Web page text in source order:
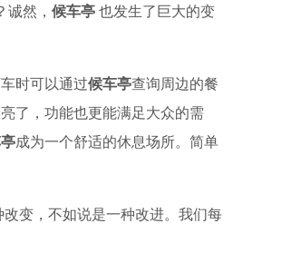
诚然， 候车亭 也发生了巨大的变
时可以通过候车亭查询周边的餐
了，功能也更能满足大众的需
成为一个舒适的休息场所。简单
变，不如说是一种改进。我们每